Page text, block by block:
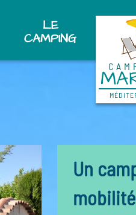
LE
CAMPING
Un